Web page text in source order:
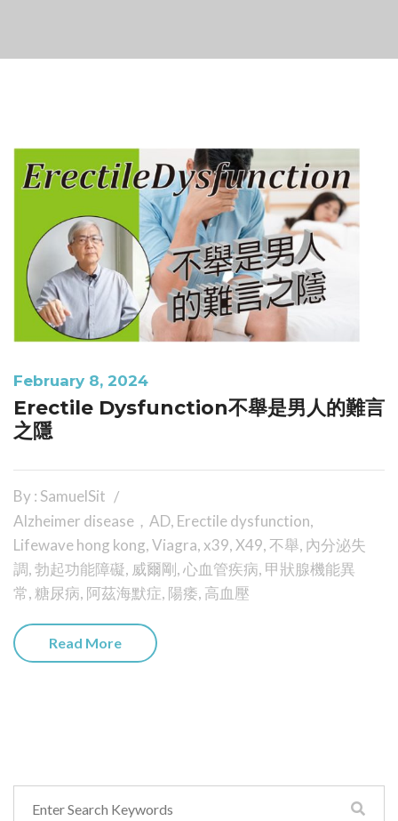
February 8, 2024
Erectile Dysfunction不舉是男人的難言
之隱
By : SamuelSit
Alzheimer disease，AD, Erectile dysfunction,
Lifewave hong kong,Viagra,x39,X49, 不舉, 內分泌失
調,勃起功能障礙, 威爾剛,心血管疾病, 甲狀腺機能異
常,糖尿病, 阿茲海默症, 陽痿, 高血壓
Read More